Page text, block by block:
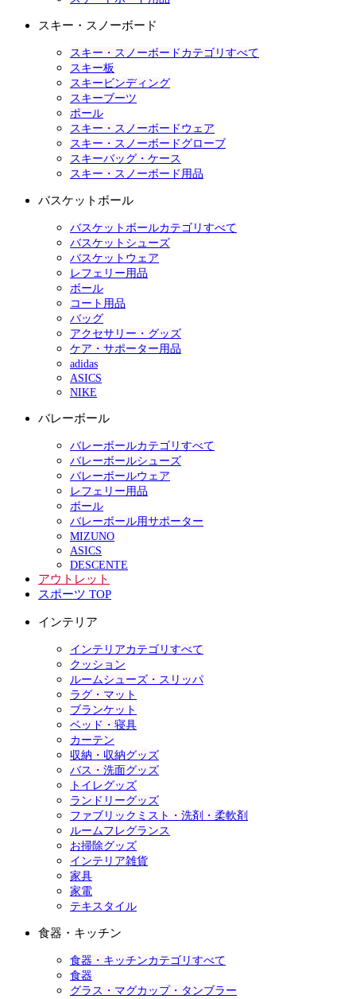
スキー・スノーボード
スキー・スノーボードカテゴリすべて
スキー板
スキービンディング
スキーブーツ
ポール
スキー・スノーボードウェア
スキー・スノーボードグローブ
スキーバッグ・ケース
スキー・スノーボード用品
バスケットボール
バスケットボールカテゴリすべて
バスケットシューズ
バスケットウェア
レフェリー用品
ボール
コート用品
バッグ
アクセサリー・グッズ
ケア・サポーター用品
adidas
ASICS
NIKE
バレーボール
バレーボールカテゴリすべて
バレーボールシューズ
バレーボールウェア
レフェリー用品
ボール
バレーボール用サポーター
MIZUNO
ASICS
DESCENTE
アウトレット
スポーツ TOP
インテリア
インテリアカテゴリすべて
クッション
ルームシューズ・スリッパ
ラグ・マット
ブランケット
ベッド・寝具
カーテン
収納・収納グッズ
バス・洗面グッズ
トイレグッズ
ランドリーグッズ
ファブリックミスト・洗剤・柔軟剤
ルームフレグランス
お掃除グッズ
インテリア雑貨
家具
家電
テキスタイル
食器・キッチン
食器・キッチンカテゴリすべて
食器
グラス・マグカップ・タンブラー